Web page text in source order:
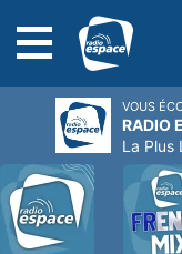
VOUS
RADIO
La Plus